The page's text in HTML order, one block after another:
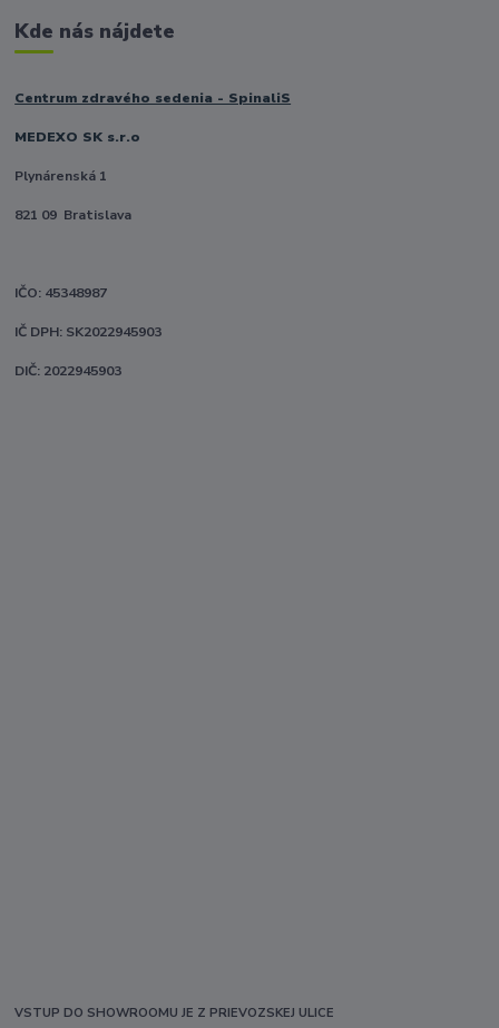
Kde nás nájdete
Centrum zdravého sedenia - SpinaliS
MEDEXO SK s.r.o
Plynárenská 1
821 09 Bratislava
IČO: 45348987
IČ DPH: SK2022945903
DIČ: 2022945903
VSTUP DO SHOWROOMU JE Z PRIEVOZSKEJ ULICE